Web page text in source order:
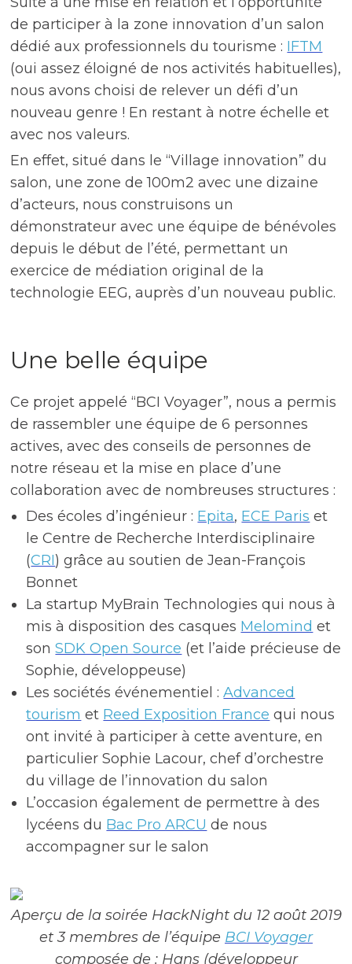
de participer à la zone innovation d’un salon
dédié aux professionnels du tourisme : IFTM
(oui assez éloigné de nos activités habituelles),
nous avons choisi de relever un défi d’un
nouveau genre ! En restant à notre échelle et
avec nos valeurs.
En effet, situé dans le “Village innovation” du
salon, une zone de 100m2 avec une dizaine
d’acteurs, nous construisons un
démonstrateur avec une équipe de bénévoles
depuis le début de l’été, permettant un
exercice de médiation original de la
technologie EEG, auprès d’un nouveau public.
Une belle équipe
Ce projet appelé “BCI Voyager”, nous a permis
de rassembler une équipe de 6 personnes
actives, avec des conseils de personnes de
notre réseau et la mise en place d’une
collaboration avec de nombreuses structures :
Des écoles d’ingénieur : Epita, ECE Paris et
le Centre de Recherche Interdisciplinaire
(CRI) grâce au soutien de Jean-François
Bonnet
La startup MyBrain Technologies qui nous à
mis à disposition des casques Melomind et
sonSDK Open Source (et l’aide précieuse de
Sophie, développeuse)
Les sociétés événementiel :Advanced
tourism et Reed Exposition France qui nous
ont invité à participer à cette aventure, en
particulier Sophie Lacour, chef d’orchestre
du village de l’innovation du salon
L’occasion également de permettre à des
lycéens du Bac Pro ARCU de nous
accompagner sur le salon
Aperçu de la soirée HackNight du 12 août 2019
et 3 membres de l’équipe BCI Voyager
composée de : Hans (développeur